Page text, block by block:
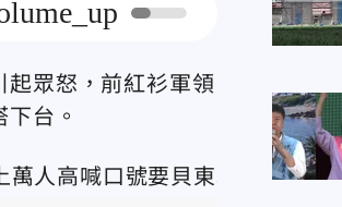
起眾怒，前紅衫軍領
台。